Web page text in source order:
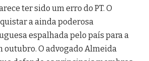
ter sido um erro do PT. O
a ainda poderosa
espalhada pelo país para a
outubro. O advogado Almeida